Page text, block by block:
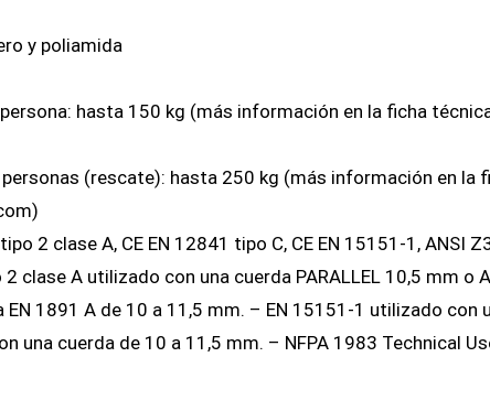
y poliamida
hasta 150 kg (más información en la ficha
(rescate): hasta 250 kg (más información en la
2 clase A, CE EN 12841 tipo C, CE EN 15151-1, ANSI
2 clase A utilizado con una cuerda PARALLEL 10,5 mm o
1891 A de 10 a 11,5 mm. – EN 15151-1 utilizado con
una cuerda de 10 a 11,5 mm. – NFPA 1983 Technical